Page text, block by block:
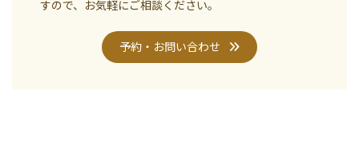
すので、お気軽にご相談ください。
予約・お問い合わせ